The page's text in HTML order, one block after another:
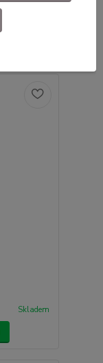
Skladem